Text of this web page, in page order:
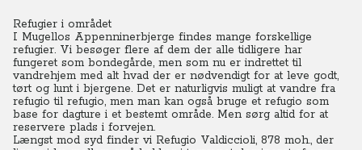
Refugier i området
I Mugellos Appenninerbjerge findes mange forskellige
refugier. Vi besøger flere af dem der alle tidligere har
fungeret som bondegårde, men som nu er indrettet til
vandrehjem med alt hvad der er nødvendigt for at leve godt,
tørt og lunt i bjergene. Det er naturligvis muligt at vandre fra
refugio til refugio, men man kan også bruge et refugio som
base for dagture i et bestemt område. Men sørg altid for at
reservere plads i forvejen.
Længst mod syd finder vi Refugio Valdiccioli, 878 moh., der